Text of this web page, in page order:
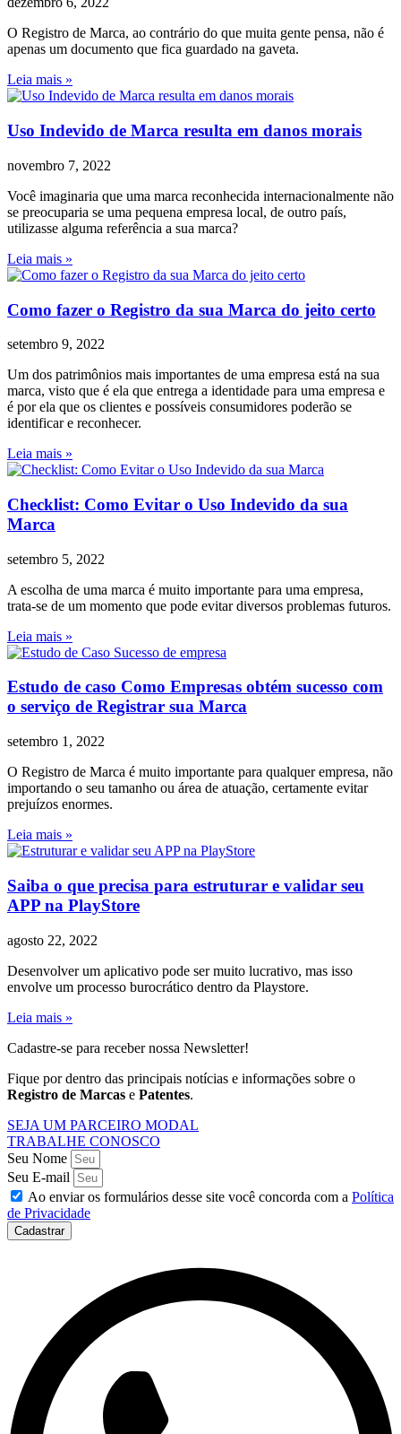
O Registro de Marca, ao contrário do que muita gente pensa, não é
apenas um documento que fica guardado na gaveta.
Leia mais »
Uso Indevido de Marca resulta em danos morais
novembro 7, 2022
Você imaginaria que uma marca reconhecida internacionalmente não
se preocuparia se uma pequena empresa local, de outro país,
utilizasse alguma referência a sua marca?
Leia mais »
Como fazer o Registro da sua Marca do jeito certo
setembro 9, 2022
Um dos patrimônios mais importantes de uma empresa está na sua
marca, visto que é ela que entrega a identidade para uma empresa e
é por ela que os clientes e possíveis consumidores poderão se
identificar e reconhecer.
Leia mais »
Checklist: Como Evitar o Uso Indevido da sua
Marca
setembro 5, 2022
A escolha de uma marca é muito importante para uma empresa,
trata-se de um momento que pode evitar diversos problemas futuros.
Leia mais »
Estudo de caso Como Empresas obtém sucesso com
o serviço de Registrar sua Marca
setembro 1, 2022
O Registro de Marca é muito importante para qualquer empresa, não
importando o seu tamanho ou área de atuação, certamente evitar
prejuízos enormes.
Leia mais »
Saiba o que precisa para estruturar e validar seu
APP na PlayStore
agosto 22, 2022
Desenvolver um aplicativo pode ser muito lucrativo, mas isso
envolve um processo burocrático dentro da Playstore.
Leia mais »
Cadastre-se para receber nossa Newsletter!
Fique por dentro das principais notícias e informações sobre o
Registro de Marcas e Patentes.
SEJA UM PARCEIRO MODAL
TRABALHE CONOSCO
Seu Nome
Seu E-mail
Ao enviar os formulários desse site você concorda com a Política
de Privacidade
Cadastrar